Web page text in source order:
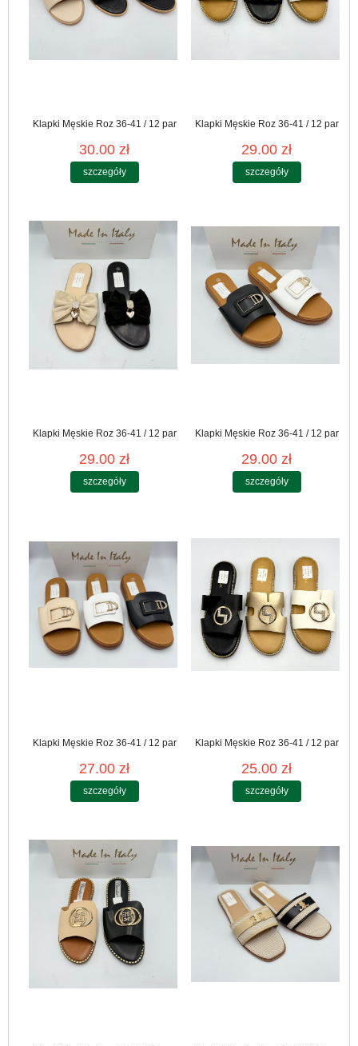
Klapki Męskie Roz 36-41 / 12 par
30.00 zł
szczegóły
Klapki Męskie Roz 36-41 / 12 par
29.00 zł
szczegóły
Klapki Męskie Roz 36-41 / 12 par
29.00 zł
szczegóły
Klapki Męskie Roz 36-41 / 12 par
29.00 zł
szczegóły
Klapki Męskie Roz 36-41 / 12 par
27.00 zł
szczegóły
Klapki Męskie Roz 36-41 / 12 par
25.00 zł
szczegóły